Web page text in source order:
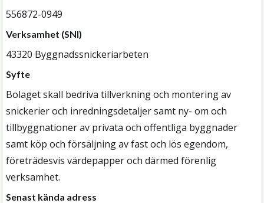
556872-0949
Verksamhet (SNI)
43320 Byggnadssnickeriarbeten
Syfte
Bolaget skall bedriva tillverkning och montering av
snickerier och inredningsdetaljer samt ny- om och
tillbyggnationer av privata och offentliga byggnader
samt köp och försäljning av fast och lös egendom,
företrädesvis värdepapper och därmed förenlig
verksamhet.
Senast kända adress